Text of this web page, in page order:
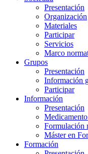
Presentación
Organización
Materiales
Participar
Servicios
Marco
Grupos
Presentación
Información
Participar
Información
Presentación
Formulación
Máster en
Formación